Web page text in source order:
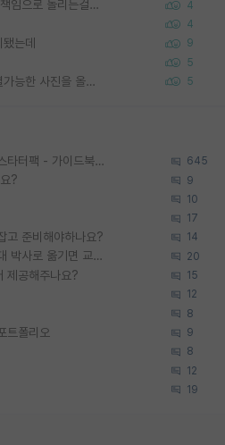
왜 후배가 못하는걸 교수님은 내 책임으로 돌리는걸까요? 4
4
는데 9
5
정보보안 연구하는 입장에선 식별가능한 사진을 올리는건 비추이긴함 5
[무료] 2026 미국 대학원 유학 스타터팩 - 가이드북 & 합격자 컨택메일 템플릿 645
? 9
10
17
고 준비해야하나요? 14
SSH 박사과정을 그만두고 지방대 박사로 옮기면 교수의 꿈은 끝일까요? 20
제공해주나요? 15
12
8
트폴리오 9
8
12
19